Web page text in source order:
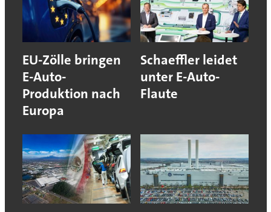
EU-Zölle bringen
E-Auto-
Produktion nach
Europa
Schaeffler leidet
unter E-Auto-
Flaute